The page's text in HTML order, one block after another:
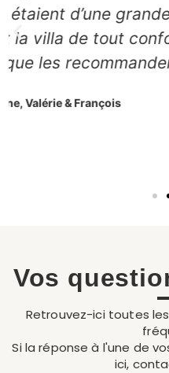
des clients.
Vos
Retrouvez-ici toutes
Si la réponse à l'une de
ici,